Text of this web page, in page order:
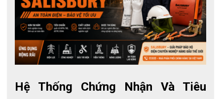
eco3d.vnhoặc liên hệhotline: 033 478 9967, đội ngũ nhân viên
với chuyên môn cao sẽ hỗ trợ tư vấn cho bạn 24/7.
Hệ Thống Chứng Nhận Và Tiêu